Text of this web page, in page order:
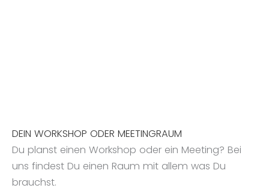
DEIN WORKSHOP ODER MEETINGRAUM
Du planst einen Workshop oder ein Meeting? Bei
uns findest Du einen Raum mit allem was Du
brauchst.